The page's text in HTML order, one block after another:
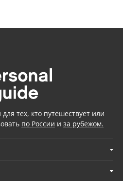
тех, кто путешествует или
по России и за рубежом.